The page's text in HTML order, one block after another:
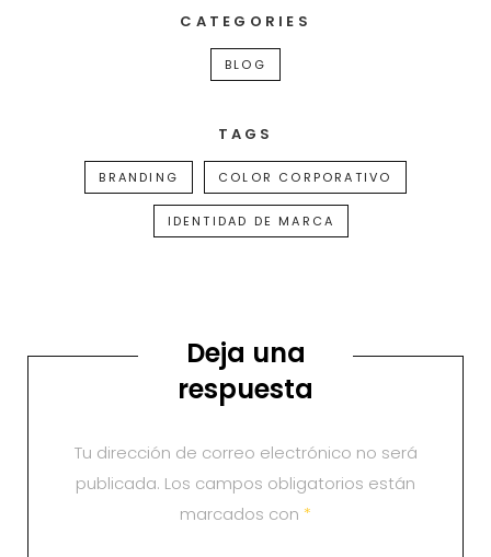
CATEGORIES
BLOG
TAGS
BRANDING COLOR CORPORATIVO
IDENTIDAD DE MARCA
Deja una
respuesta
Tu dirección de correo electrónico no será
publicada. Los campos obligatorios están
marcados con *